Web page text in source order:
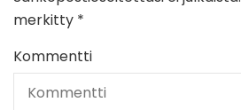
merkitty *
Kommentti